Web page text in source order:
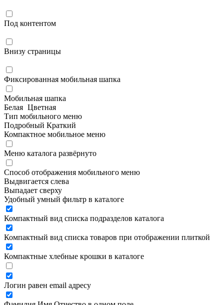
Под контентом
Внизу страницы
Фиксированная мобильная шапка
Мобильная шапка
Белая Цветная
Тип мобильного меню
Подробный Краткий
Компактное мобильное меню
Меню каталога развёрнуто
Способ отображения мобильного меню
Выдвигается слева
Выпадает сверху
Удобный умный фильтр в каталоге
Компактный вид списка подразделов каталога
Компактный вид списка товаров при отображении плиткой
Компактные хлебные крошки в каталоге
Логин равен email адресу